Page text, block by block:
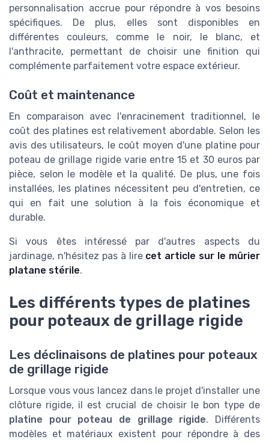
personnalisation accrue pour répondre à vos besoins
spécifiques. De plus, elles sont disponibles en
différentes couleurs, comme le noir, le blanc, et
l'anthracite, permettant de choisir une finition qui
complémente parfaitement votre espace extérieur.
Coût et maintenance
En comparaison avec l'enracinement traditionnel, le
coût des platines est relativement abordable. Selon les
avis des utilisateurs, le coût moyen d'une platine pour
poteau de grillage rigide varie entre 15 et 30 euros par
pièce, selon le modèle et la qualité. De plus, une fois
installées, les platines nécessitent peu d'entretien, ce
qui en fait une solution à la fois économique et
durable.
Si vous êtes intéressé par d'autres aspects du
jardinage, n'hésitez pas à lire cet article sur le mûrier
platane stérile.
Les différents types de platines
pour poteaux de grillage rigide
Les déclinaisons de platines pour poteaux
de grillage rigide
Lorsque vous vous lancez dans le projet d'installer une
clôture rigide, il est crucial de choisir le bon type de
platine pour poteau de grillage rigide. Différents
modèles et matériaux existent pour répondre à des